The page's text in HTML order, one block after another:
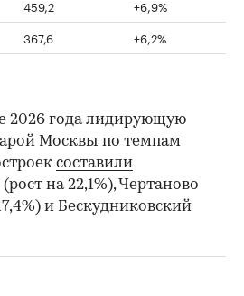
459,2
+6,9%
367,6 +6,2%
2026 года лидирующую
Москвы по темпам
составили
на 22,1%), Чертаново
и Бескудниковский